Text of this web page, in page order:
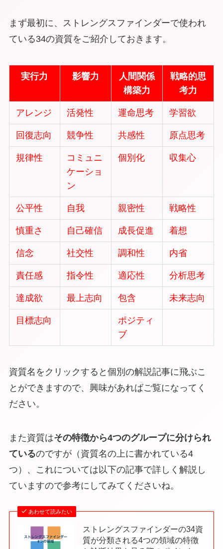
まず最初に、ストレングスファインダーで使われ
ている34の資質をご紹介しておきます。
実行力 影響力
人間関係
構築力
戦略的思
考力
アレンジ 活発性 運命思考 学習欲
回復志向 競争性 共感性 原点思考
規律性
コミュニ
ケーショ
ン
個別化 収集心
公平性 自我 親密性 戦略性
慎重さ 自己確信 成長促進 着想
信念 社交性 調和性 内省
責任感 指令性 適応性 分析思考
達成欲 最上志向 包含 未来志向
目標志向
ポジティ
ブ
資質名をクリックすると個別の解説記事に飛ぶこ
とができますので、興味があればご覧になってく
ださい。
また資質はその特徴から4つのグループに分けられ
ているのですが（資質名の上に書かれている4
つ）、これについては以下の記事で詳しく解説し
ていますので参考にしてみてくださいね。
あわせて読みたい
ストレングスファインダーの34資
質が分類される4つの領域の特徴